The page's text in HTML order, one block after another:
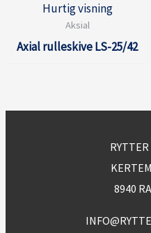
Hurtig visning
Aksial
Axial rulleskive LS-25/42
8940